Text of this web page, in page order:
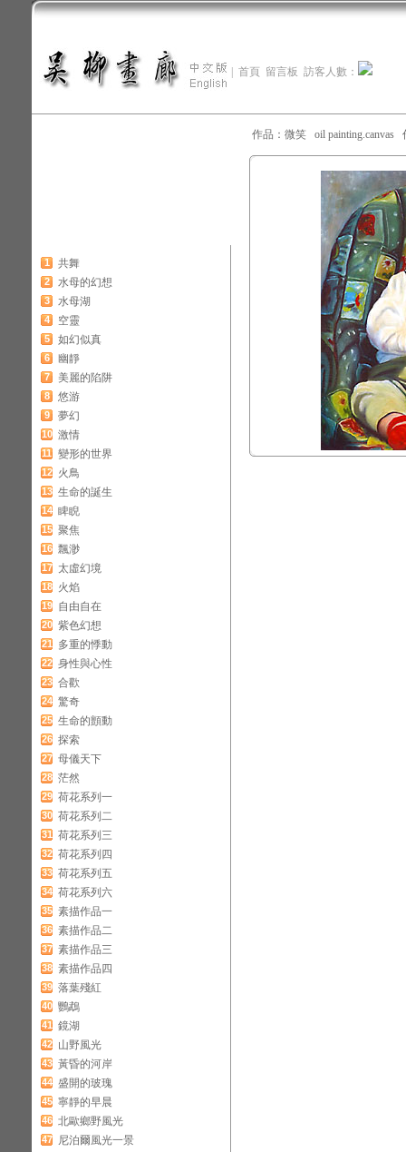
首頁 留言板 訪客人數：
1 共舞
2 水母的幻想
3 水母湖
4 空靈
5 如幻似真
6 幽靜
7 美麗的陷阱
8 悠游
9 夢幻
10 激情
11 變形的世界
12 火鳥
13 生命的誕生
14 睥睨
15 聚焦
16 飄渺
17 太虛幻境
18 火焰
19 自由自在
20 紫色幻想
21 多重的悸動
22 身性與心性
23 合歡
24 驚奇
25 生命的顫動
26 探索
27 母儀天下
28 茫然
29 荷花系列一
30 荷花系列二
31 荷花系列三
32 荷花系列四
33 荷花系列五
34 荷花系列六
35 素描作品一
36 素描作品二
37 素描作品三
38 素描作品四
39 落葉殘紅
40 鸚鵡
41 鏡湖
42 山野風光
43 黃昏的河岸
44 盛開的玻瑰
45 寧靜的早晨
46 北歐鄉野風光
47 尼泊爾風光一景
作品：微笑 oil painting.canvas